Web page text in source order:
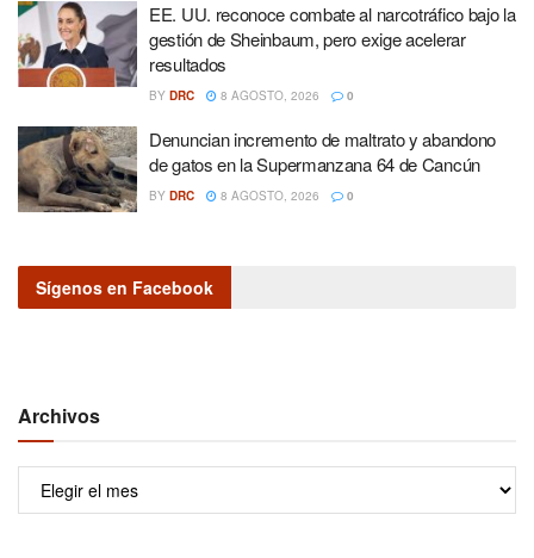
EE. UU. reconoce combate al narcotráfico bajo la
gestión de Sheinbaum, pero exige acelerar
resultados
BY DRC 8 AGOSTO, 2026 0
Denuncian incremento de maltrato y abandono
de gatos en la Supermanzana 64 de Cancún
BY DRC 8 AGOSTO, 2026 0
Sígenos en Facebook
Archivos